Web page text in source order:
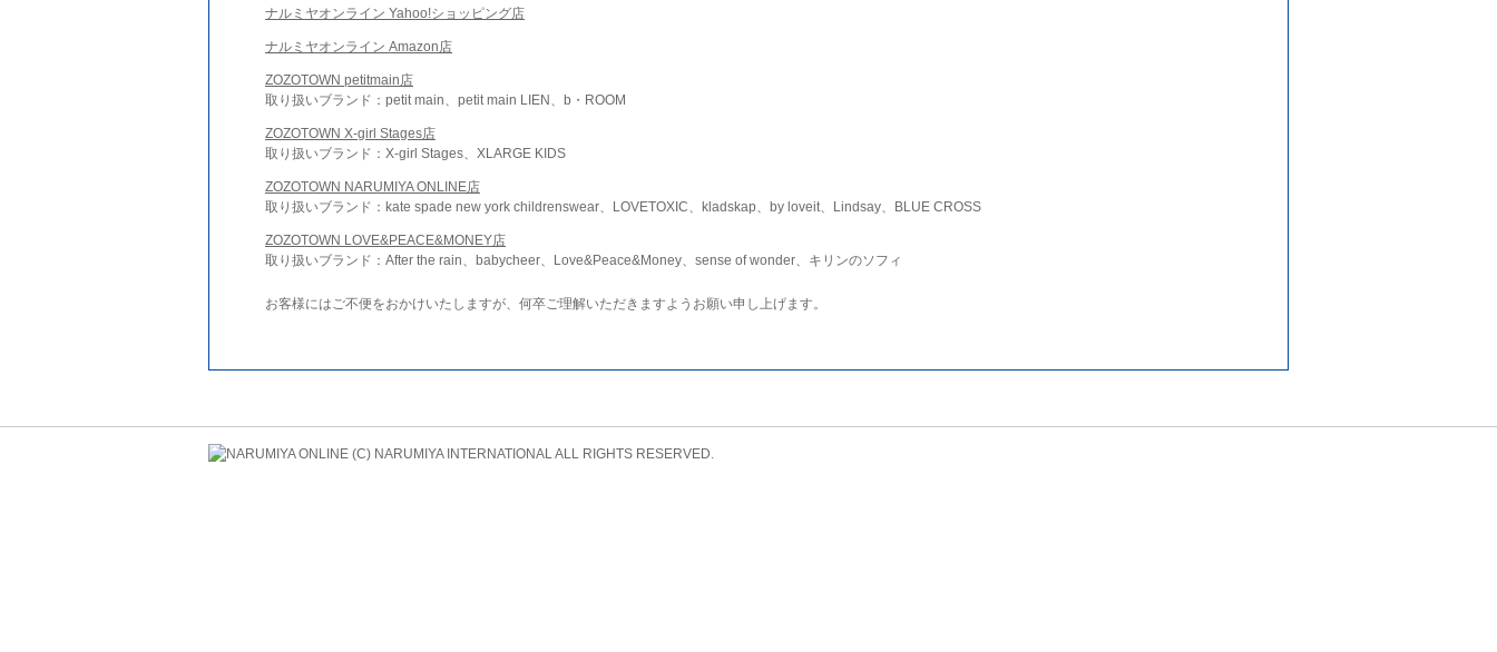
ナルミヤオンライン Yahoo!ショッピング店
ナルミヤオンライン Amazon店
ZOZOTOWN petitmain店
取り扱いブランド：petit main、petit main LIEN、b・ROOM
ZOZOTOWN X-girl Stages店
取り扱いブランド：X-girl Stages、XLARGE KIDS
ZOZOTOWN NARUMIYA ONLINE店
取り扱いブランド：kate spade new york childrenswear、LOVETOXIC、kladskap、by loveit、Lindsay、BLUE CROSS
ZOZOTOWN LOVE&PEACE&MONEY店
取り扱いブランド：After the rain、babycheer、Love&Peace&Money、sense of wonder、キリンのソフィ
お客様にはご不便をおかけいたしますが、何卒ご理解いただきますようお願い申し上げます。